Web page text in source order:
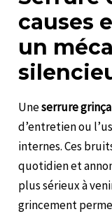
causes
un
Uneserrure
d’entretien ou
internes. Ces
quotidien et
plus sérieux à
grincement